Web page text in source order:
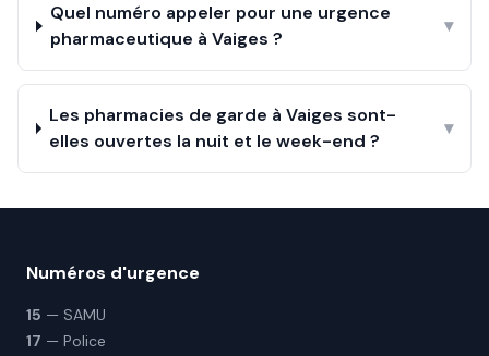
Quel numéro appeler pour une urgence
pharmaceutique à Vaiges ?
▾
Les pharmacies de garde à Vaiges sont-
elles ouvertes la nuit et le week-end ?
▾
Numéros d'urgence
15 — SAMU
17 — Police